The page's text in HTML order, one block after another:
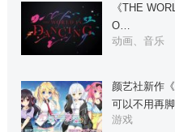
《THE
O…
动画、音乐
颜艺社新作
可以不用再
游戏